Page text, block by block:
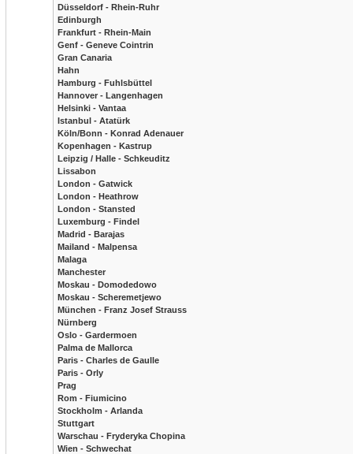
Düsseldorf - Rhein-Ruhr
Edinburgh
Frankfurt - Rhein-Main
Genf - Geneve Cointrin
Gran Canaria
Hahn
Hamburg - Fuhlsbüttel
Hannover - Langenhagen
Helsinki - Vantaa
Istanbul - Atatürk
Köln/Bonn - Konrad Adenauer
Kopenhagen - Kastrup
Leipzig / Halle - Schkeuditz
Lissabon
London - Gatwick
London - Heathrow
London - Stansted
Luxemburg - Findel
Madrid - Barajas
Mailand - Malpensa
Malaga
Manchester
Moskau - Domodedowo
Moskau - Scheremetjewo
München - Franz Josef Strauss
Nürnberg
Oslo - Gardermoen
Palma de Mallorca
Paris - Charles de Gaulle
Paris - Orly
Prag
Rom - Fiumicino
Stockholm - Arlanda
Stuttgart
Warschau - Fryderyka Chopina
Wien - Schwechat